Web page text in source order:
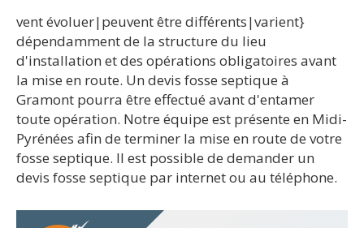
vent évoluer|peuvent être différents|varient}
dépendamment de la structure du lieu
d'installation et des opérations obligatoires avant
la mise en route. Un devis fosse septique à
Gramont pourra être effectué avant d'entamer
toute opération. Notre équipe est présente en Midi-
Pyrénées afin de terminer la mise en route de votre
fosse septique. Il est possible de demander un
devis fosse septique par internet ou au téléphone.